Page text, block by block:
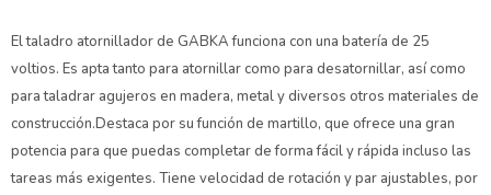
El taladro atornillador de GABKA funciona con una batería de 25
voltios. Es apta tanto para atornillar como para desatornillar, así como
para taladrar agujeros en madera, metal y diversos otros materiales de
construcción.Destaca por su función de martillo, que ofrece una gran
potencia para que puedas completar de forma fácil y rápida incluso las
tareas más exigentes. Tiene velocidad de rotación y par ajustables, por